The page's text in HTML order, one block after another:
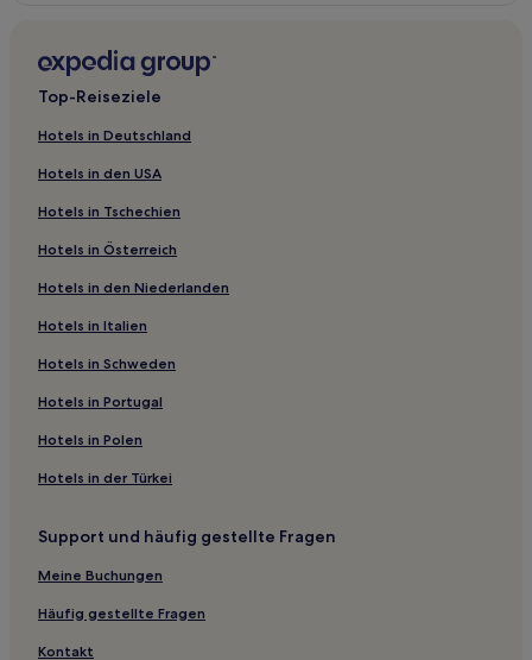
Top-Reiseziele
Hotels in Deutschland
Hotels in den USA
Hotels in Tschechien
Hotels in Österreich
Hotels in den Niederlanden
Hotels in Italien
Hotels in Schweden
Hotels in Portugal
Hotels in Polen
Hotels in der Türkei
Support und häufig gestellte Fragen
Meine Buchungen
Häufig gestellte Fragen
Kontakt